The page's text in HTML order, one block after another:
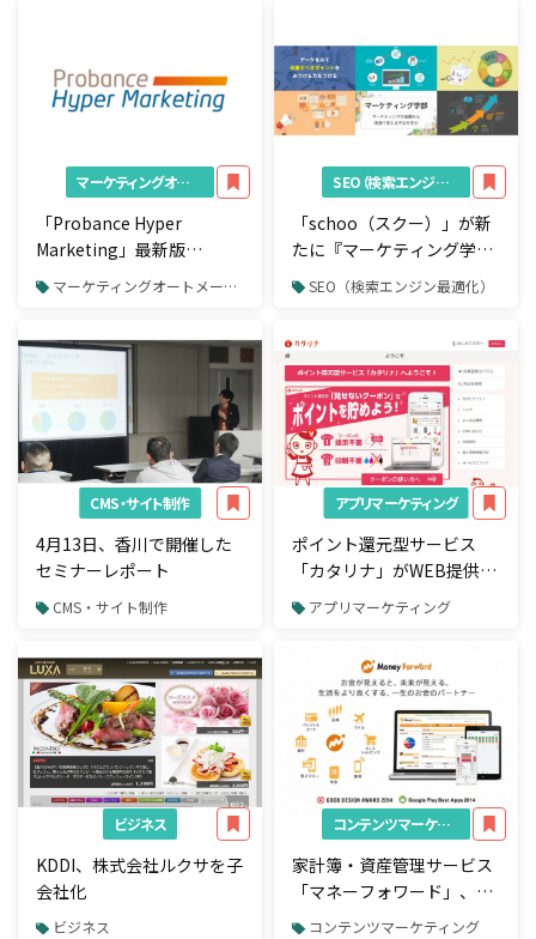
マーケティングオートメーション（MA）
「Probance Hyper
Marketing」最新版
（Ver.4.2）の提供を開始
マーケティングオートメーション（MA）
SEO（検索エンジン最適化）
「schoo（スクー）」が新
たに『マーケティング学
部』を新設
SEO（検索エンジン最適化）
CMS・サイト制作
4月13日、香川で開催した
セミナーレポート
CMS・サイト制作
アプリマーケティング
ポイント還元型サービス
「カタリナ」がWEB提供を
開始アプリマーケティング
ビジネス
KDDI、株式会社ルクサを子
会社化
ビジネス
コンテンツマーケティング
家計簿・資産管理サービス
「マネーフォワード」、利
用者数200万人突破
コンテンツマーケティング